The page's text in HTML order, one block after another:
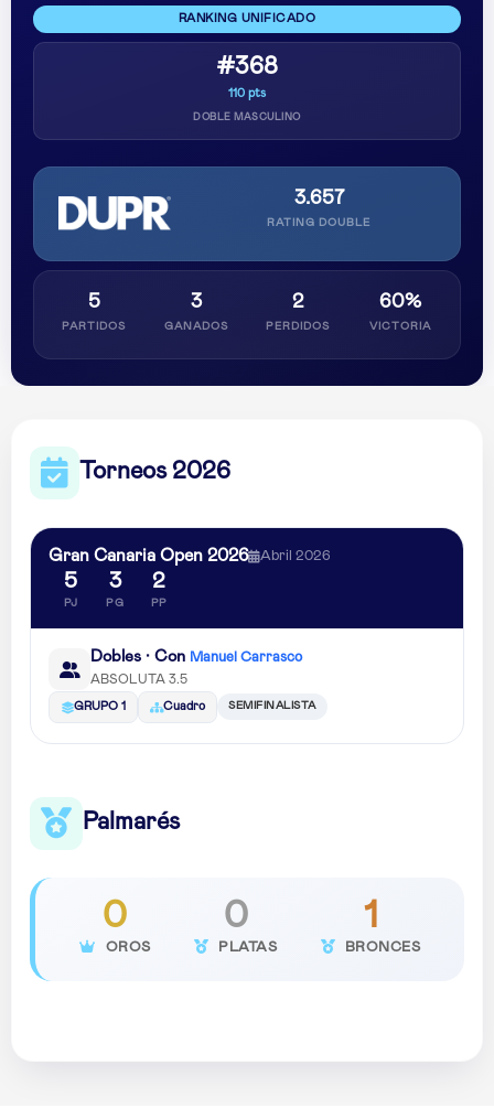
RANKING UNIFICADO
#368
110 pts
DOBLE MASCULINO
3.657
RATING DOUBLE
5
PARTIDOS
3
GANADOS
2
PERDIDOS
60%
VICTORIA
Torneos 2026
Gran Canaria Open 2026 Abril 2026
5
PJ
3
PG
2
PP
Dobles · Con Manuel Carrasco
ABSOLUTA 3.5
GRUPO 1 Cuadro SEMIFINALISTA
Palmarés
0
OROS
0
PLATAS
1
BRONCES